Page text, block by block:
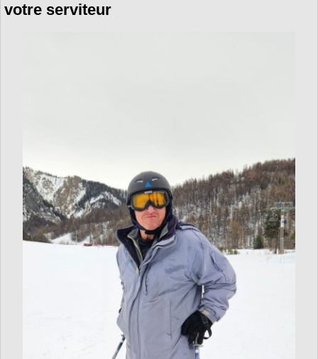
votre serviteur